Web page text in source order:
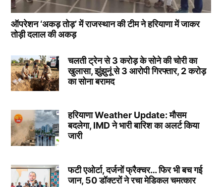
ऑपरेशन ‘अकड़ तोड़’ में राजस्थान की टीम ने हरियाणा में जाकर
तोड़ी दलाल की अकड़
चलती ट्रेन से 3 करोड़ के सोने की चोरी का
खुलासा, झुंझुनूं से 3 आरोपी गिरफ्तार, 2 करोड़
का सोना बरामद
हरियाणा Weather Update: मौसम
बदलेगा, IMD ने भारी बारिश का अलर्ट किया
जारी
फटी एओर्टा, दर्जनों फ्रैक्चर… फिर भी बच गई
जान, 50 डॉक्टरों ने रचा मेडिकल चमत्कार